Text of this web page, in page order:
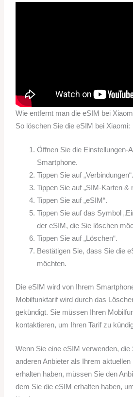
Wie entfernt man die eSIM bei
So löschen Sie die eSIM bei Xiaomi:
Öffnen Sie die Einstellungen-
Smartphone.
Tippen Sie auf „Verbindungen“.
Tippen Sie auf „SIM-Karten &
Tippen Sie auf „eSIM“.
Tippen Sie auf das Symbol
der eSIM, die Sie löschen
Tippen Sie auf „Löschen“.
Bestätigen Sie, dass Sie die
möchten.
Die eSIM wird von Ihrem
Mobilfunktarif wird durch das
gekündigt. Sie müssen Ihren
kontaktieren, um Ihren Tarif zu
Wenn Sie eine eSIM verwenden, die
anderen Anbieter als Ihrem
erhalten haben, müssen Sie den
dem Sie die eSIM erhalten haben,